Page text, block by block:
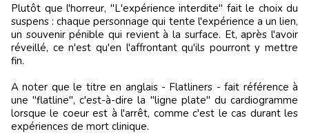
Plutôt que l'horreur, "L'expérience interdite" fait le choix du
suspens : chaque personnage qui tente l'expérience a un lien,
un souvenir pénible qui revient à la surface. Et, après l'avoir
réveillé, ce n'est qu'en l'affrontant qu'ils pourront y mettre
fin.
A noter que le titre en anglais - Flatliners - fait référence à
une "flatline", c'est-à-dire la "ligne plate" du cardiogramme
lorsque le coeur est à l'arrêt, comme c'est le cas durant les
expériences de mort clinique.